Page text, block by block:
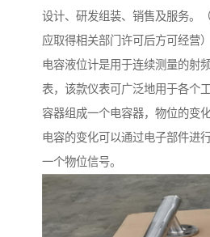
设计、研发组装、销售及服务。
应取得相关部门许可后方可经营）
电容液位计是用于连续测量的射
表，该款仪表可广泛地用于各个
容器组成一个电容器，物位的变
电容的变化可以通过电子部件进
一个物位信号。